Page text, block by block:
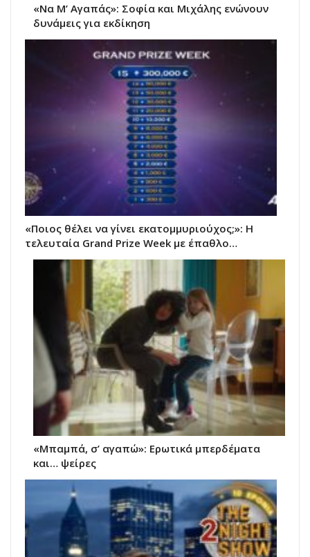
«Να Μ’ Αγαπάς»: Σοφία και Μιχάλης ενώνουν
δυνάμεις για εκδίκηση
«Ποιος θέλει να γίνει εκατομμυριούχος;»: Η
τελευταία Grand Prize Week με έπαθλο…
«Μπαμπά, σ’ αγαπώ»: Ερωτικά μπερδέματα
και… ψείρες